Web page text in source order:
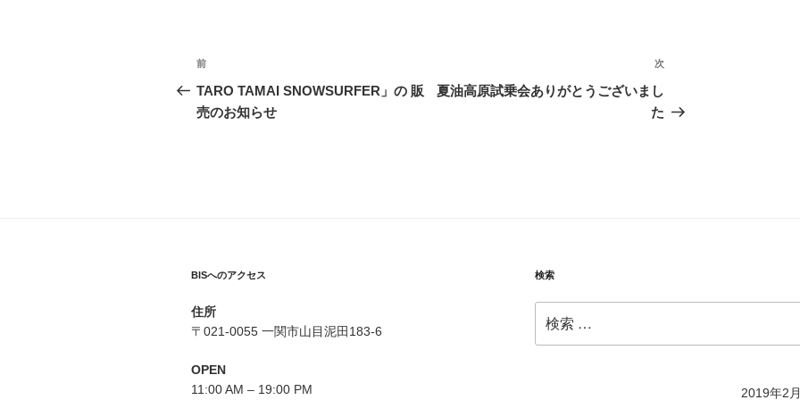
投
稿
ナ
ョ
ン
過
去
の
前
TARO TAMAI SNOWSURFER」の 販
売のお知らせ
投
次
夏油高原試乗会ありがとうございまし
た
BISへのアクセス
住所
〒021-0055 一関市山目泥田183-6
OPEN
11:00 AM – 19:00 PM
検索
索:
2019年2月